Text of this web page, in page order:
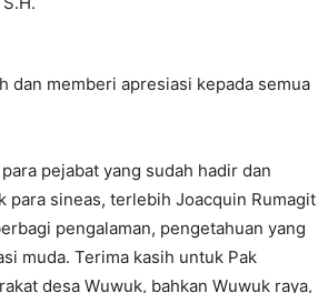
dan memberi apresiasi kepada semua
pejabat yang sudah hadir dan
para sineas, terlebih Joacquin Rumagit
pengalaman, pengetahuan yang
muda. Terima kasih untuk Pak
desa Wuwuk, bahkan Wuwuk raya,